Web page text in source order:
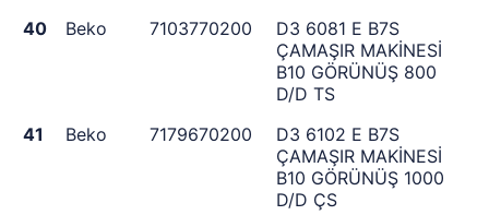
40
Beko 7103770200
D3 6081 E B7S
ÇAMAŞIR MAKİNESİ
B10 GÖRÜNÜŞ 800
D/D TS
41
Beko 7179670200
D3 6102 E B7S
ÇAMAŞIR MAKİNESİ
B10 GÖRÜNÜŞ 1000
D/D ÇS